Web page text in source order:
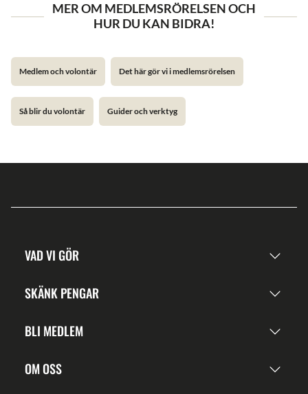
MER OM MEDLEMSRÖRELSEN OCH
HUR DU KAN BIDRA!
Medlem och volontär Det här gör vi i medlemsrörelsen
Så blir du volontär Guider och verktyg
VAD VI GÖR
SKÄNK PENGAR
BLI MEDLEM
OM OSS